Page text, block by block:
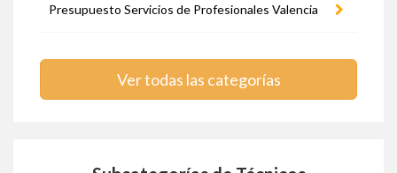
Presupuesto Servicios de Profesionales Valencia
Ver todas las categorías